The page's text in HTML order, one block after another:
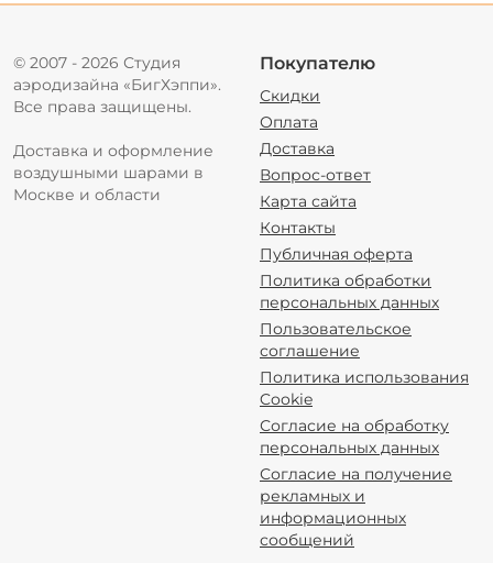
© 2007 - 2026 Студия
аэродизайна «БигХэппи».
Все права защищены.
Доставка и оформление
воздушными шарами в
Москве и области
Покупателю
Скидки
Оплата
Доставка
Вопрос-ответ
Карта сайта
Контакты
Публичная оферта
Политика обработки
персональных данных
Пользовательское
соглашение
Политика использования
Cookie
Согласие на обработку
персональных данных
Согласие на получение
рекламных и
информационных
сообщений